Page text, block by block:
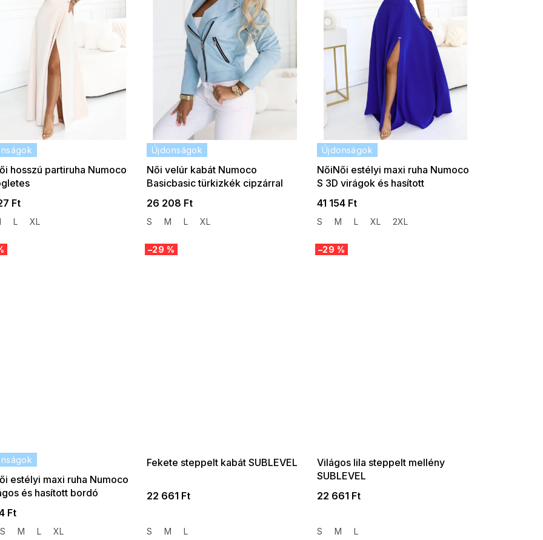
hosszú partiruha Numoco
és
világos bézs színben
Ft
L XL
Újdonságok
Női velúr kabát Numoco
Basicbasic türkizkék cipzárral
26 208 Ft
S M L XL
Újdonságok
NőiNői estélyi maxi ruha Numoco
S 3D virágok és hasított
búzavirágkék
41 154 Ft
S M L XL 2XL
estélyi maxi ruha Numoco
és hasított bordó
Ft
S M L XL
–29 %
Fekete steppelt kabát SUBLEVEL
22 661 Ft
S M L
–29 %
Világos lila steppelt mellény
SUBLEVEL
22 661 Ft
S M L